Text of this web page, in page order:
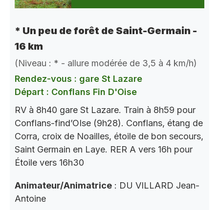
* Un peu de forêt de Saint-Germain -
16 km
(Niveau : * - allure modérée de 3,5 à 4 km/h)
Rendez-vous : gare St Lazare
Départ : Conflans Fin D'Oise
RV à 8h40 gare St Lazare. Train à 8h59 pour
Conflans-find’OIse (9h28). Conflans, étang de
Corra, croix de Noailles, étoile de bon secours,
Saint Germain en Laye. RER A vers 16h pour
Étoile vers 16h30
Animateur/Animatrice : DU VILLARD Jean-
Antoine